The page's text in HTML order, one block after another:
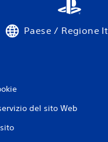
Paese / Regione
del sito Web